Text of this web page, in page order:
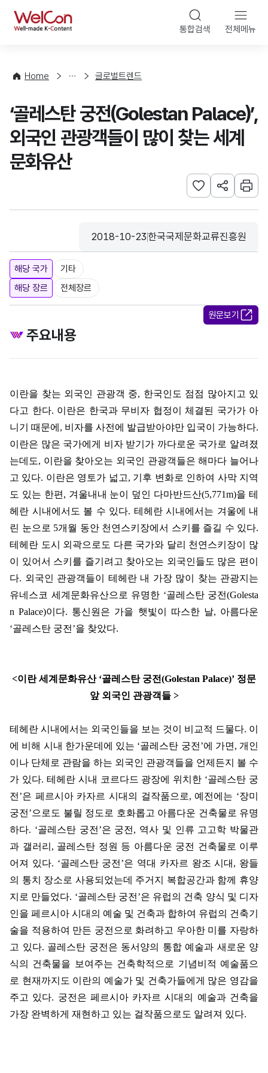
WelCon 통합검색 전체메뉴
Home
향
계
글로벌트렌드
‘골레스탄 궁전(Golestan Palace)’,
외국인 관광객들이 많이 찾는 세계
문화유산
관심사 등록하기
URL 공유하
인쇄
등록일
2018-10-23
수집기관
한국국제문화교류진흥원
해당 국가
기타
해당 장르
전체장르
원문보기
주요내용
이란을 찾는 외국인 관광객 중, 한국인도 점점 많아지고 있
다고 한다. 이란은 한국과 무비자 협정이 체결된 국가가 아
니기 때문에 , 비자를 사전에 발급받아야만 입국이 가능하다.
이란은 많은 국가에게 비자 받기가 까다로운 국가로 알려졌
는데도, 이란을 찾아오는 외국인 관광객들은 해마다 늘어나
고 있다. 이란은 영토가 넓고, 기후 변화로 인하여 사막 지역
도 있는 한편 , 겨울내내 눈이 덮인 다마반드산(5,771m)을 테
헤란 시내에서도 볼 수 있다. 테헤란 시내에서는 겨울에 내
린 눈으로 5개월 동안 천연스키장에서 스키를 즐길 수 있다.
테헤란 도시 외곽으로도 다른 국가와 달리 천연스키장이 많
이 있어서 스키를 즐기려고 찾아오는 외국인들도 많은 편이
다. 외국인 관광객들이 테헤란 내 가장 많이 찾는 관광지는
유네스코 세계문화유산으로 유명한 ‘골레스탄 궁전(Golesta
n Palace)이다. 통신원은 가을 햇빛이 따스한 날, 아름다운
‘골레스탄 궁전 ’을 찾았다.
<이란 세계문화유산 ‘골레스탄 궁전(Golestan Palace)’ 정문
앞 외국인 관광객들 >
테헤란 시내에서는 외국인들을 보는 것이 비교적 드물다. 이
에 비해 시내 한가운데에 있는 ‘골레스탄 궁전 ’에 가면 , 개인
이나 단체로 관람을 하는 외국인 관광객들을 언제든지 볼 수
가 있다. 테헤란 시내 코르다드 광장에 위치한 ‘골레스탄 궁
전 ’은 페르시아 카자르 시대의 걸작품으로, 예전에는 ‘장미
궁전 ’으로도 불릴 정도로 호화롭고 아름다운 건축물로 유명
하다. ‘골레스탄 궁전 ’은 궁전 , 역사 및 인류 고고학 박물관
과 갤러리 , 골레스탄 정원 등 아름다운 궁전 건축물로 이루
어져 있다. ‘골레스탄 궁전 ’은 역대 카자르 왕조 시대 , 왕들
의 통치 장소로 사용되었는데 주거지 복합공간과 함께 휴양
지로 만들었다. ‘골레스탄 궁전 ’은 유럽의 건축 양식 및 디자
인을 페르시아 시대의 예술 및 건축과 합하여 유럽의 건축기
술을 적용하여 만든 궁전으로 화려하고 우아한 미를 자랑하
고 있다. 골레스탄 궁전은 동서양의 통합 예술과 새로운 양
식의 건축물을 보여주는 건축학적으로 기념비적 예술품으
로 현재까지도 이란의 예술가 및 건축가들에게 많은 영감을
주고 있다. 궁전은 페르시아 카자르 시대의 예술과 건축을
가장 완벽하게 재현하고 있는 걸작품으로도 알려져 있다.